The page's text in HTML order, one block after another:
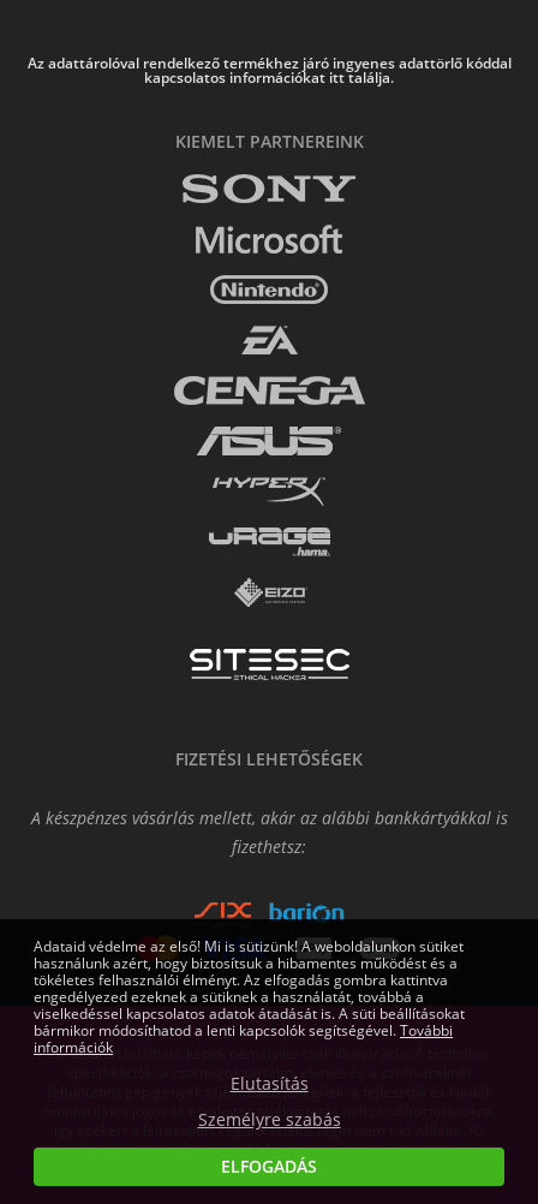
Az adattárolóval rendelkező termékhez járó ingyenes adattörlő kóddal
kapcsolatos információkat itt találja.
KIEMELT PARTNEREINK
FIZETÉSI LEHETŐSÉGEK
A készpénzes vásárlás mellett, akár az alábbi bankkártyákkal is
fizethetsz:
Az oldalon található képek némelyike csak illusztráció. A technikai
specifikációk, a csomagok tartalmi elemei és a szoftvereknél
feltüntetett gépigények tájékoztató jellegűek, a fejlesztők és kiadók
fenntartják a jogot az esetleges tájékoztatás nélküli változtatásokra,
így ezekért a leírásokért cégünk felelősséget nem tud vállalni. Az
árváltoztatás jogát fenntartjuk! Az itt megjelent írásos anyagok a
Gamers.eu Kft. tulajdonát képezik.
Adataid védelme az első! Mi is sütizünk! A weboldalunkon sütiket
használunk azért, hogy biztosítsuk a hibamentes működést és a
tökéletes felhasználói élményt. Az elfogadás gombra kattintva
engedélyezed ezeknek a sütiknek a használatát, továbbá a
viselkedéssel kapcsolatos adatok átadását is. A süti beállításokat
bármikor módosíthatod a lenti kapcsolók segítségével.További
információk
Elutasítás
Személyre szabás
ELFOGADÁS